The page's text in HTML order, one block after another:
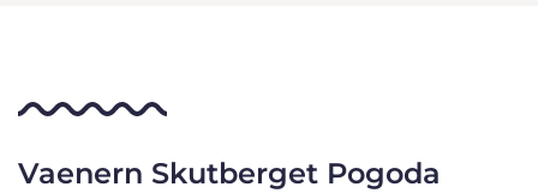
Vaenern Skutberget Pogoda